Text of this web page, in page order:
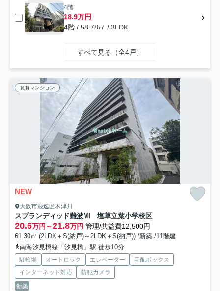
4階
18.9万円
4階 / 58.78㎡ / 3LDK
すべて見る（全4戸）
賃貸マンション
NEW
大阪市浪速区木津川
スプランディッド難波Ⅶ 塩草立葉小学校区
20.6万円～21.8万円 管理/共益費12,500円
61.30㎡ (2LDK＋S(納戸)～2LDK＋S(納戸)) /新築 /11階建
南海汐見橋線「汐見橋」駅 徒歩10分
駐輪場 オートロック エレベーター
宅配ボックス
インターネット対応
防犯カメラ
新築